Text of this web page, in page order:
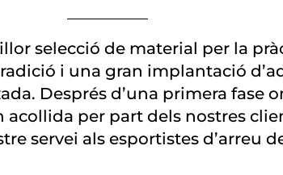
selecció de material per la
i una gran implantació
Després d’una primera fase
acollida per part dels nostres
servei als esportistes d’arreu